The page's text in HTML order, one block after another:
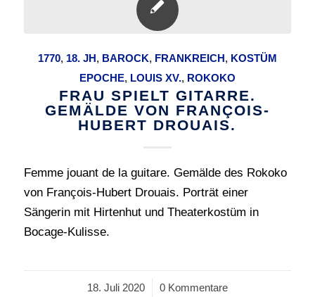
1770, 18. JH, BAROCK, FRANKREICH, KOSTÜM
EPOCHE, LOUIS XV., ROKOKO
FRAU SPIELT GITARRE.
GEMÄLDE VON FRANÇOIS-
HUBERT DROUAIS.
Femme jouant de la guitare. Gemälde des Rokoko
von François-Hubert Drouais. Porträt einer
Sängerin mit Hirtenhut und Theaterkostüm in
Bocage-Kulisse.
18. Juli 2020
/ 0 Kommentare